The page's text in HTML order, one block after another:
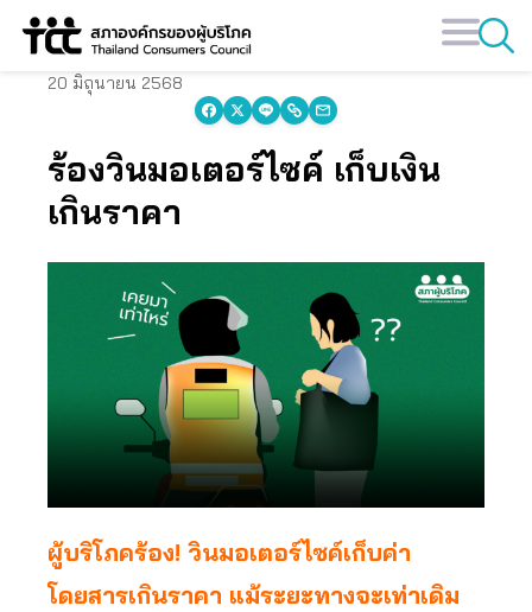
Skip
20 มิถุนายน 2568
ร้องวินมอเตอร์ไซค์ เก็บเงิน
เกินราคา
ผู้บริโภคร้อง! วินมอเตอร์ไซค์เก็บค่า
โดยสารเกินราคา แม้ระยะทางจะเท่าเดิม